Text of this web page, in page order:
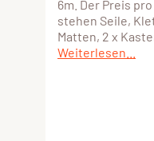
6m. Der Preis
stehen Seile,
Matten, 2 x
Weiterlesen...